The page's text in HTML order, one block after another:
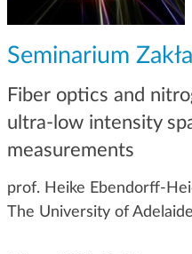
Seminarium
Fiber optics and
ultra-low intensity
measurements
prof. Heike Ebendorff-
The University of Adelaide